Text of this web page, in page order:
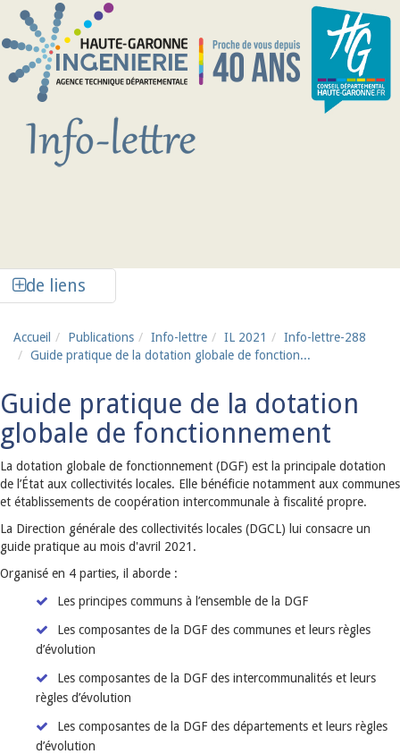
Aller au contenu principal
de liens
Accueil Publications Info-lettre IL 2021
Info-lettre-288
Guide pratique de la dotation globale de fonction...
Guide pratique de la dotation
globale de fonctionnement
La dotation globale de fonctionnement (DGF) est la principale dotation
de l’État aux collectivités locales. Elle bénéficie notamment aux communes
et établissements de coopération intercommunale à fiscalité propre.
La Direction générale des collectivités locales (DGCL) lui consacre un
guide pratique au mois d'avril 2021.
Organisé en 4 parties, il aborde :
Les principes communs à l’ensemble de la DGF
Les composantes de la DGF des communes et leurs règles
d’évolution
Les composantes de la DGF des intercommunalités et leurs
règles d’évolution
Les composantes de la DGF des départements et leurs règles
d’évolution